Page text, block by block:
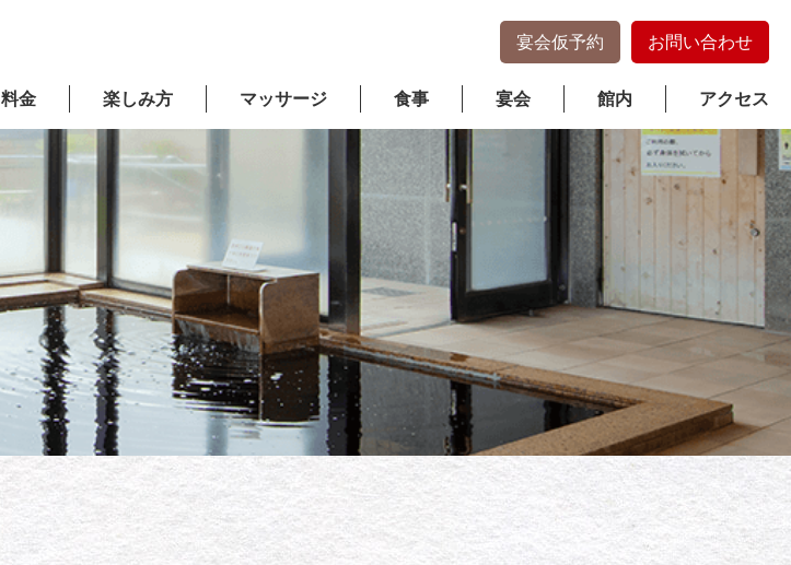
料金 楽しみ方 マッサージ 食事 宴会 館内 アクセス
宴会仮予約 お問い合わせ